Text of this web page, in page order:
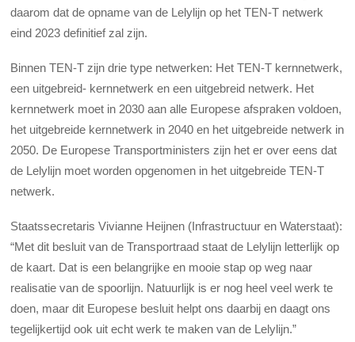
daarom dat de opname van de Lelylijn op het TEN-T netwerk
eind 2023 definitief zal zijn.
Binnen TEN-T zijn drie type netwerken: Het TEN-T kernnetwerk,
een uitgebreid- kernnetwerk en een uitgebreid netwerk. Het
kernnetwerk moet in 2030 aan alle Europese afspraken voldoen,
het uitgebreide kernnetwerk in 2040 en het uitgebreide netwerk in
2050. De Europese Transportministers zijn het er over eens dat
de Lelylijn moet worden opgenomen in het uitgebreide TEN-T
netwerk.
Staatssecretaris Vivianne Heijnen (Infrastructuur en Waterstaat):
“Met dit besluit van de Transportraad staat de Lelylijn letterlijk op
de kaart. Dat is een belangrijke en mooie stap op weg naar
realisatie van de spoorlijn. Natuurlijk is er nog heel veel werk te
doen, maar dit Europese besluit helpt ons daarbij en daagt ons
tegelijkertijd ook uit echt werk te maken van de Lelylijn.”